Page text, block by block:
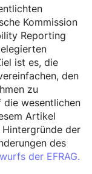
Kommission
Reporting
ist es, die
den
zu
die wesentlichen
Artikel
der
des
der EFRAG.